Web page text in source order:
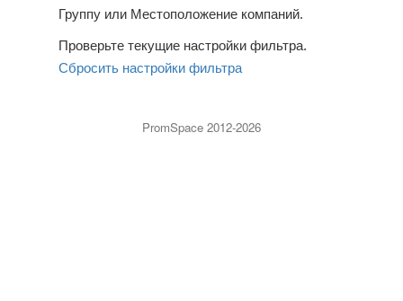
Группу или Местоположение компаний.
Проверьте текущие настройки фильтра.
Сбросить настройки фильтра
PromSpace 2012-2026